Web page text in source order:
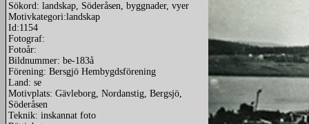
Sökord: landskap, Söderåsen, byggnader, vyer
Motivkategori:landskap
Id:1154
Fotograf:
Fotoår:
Bildnummer: be-183å
Förening: Bersgjö Hembygdsförening
Land: se
Motivplats: Gävleborg, Nordanstig, Bergsjö,
Söderåsen
Teknik: inskannat foto